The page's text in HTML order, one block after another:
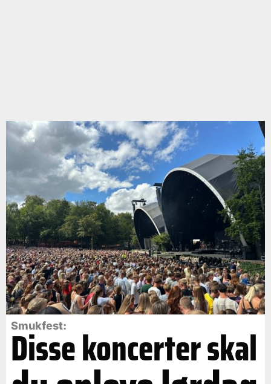
Smukfest:
Disse koncerter skal